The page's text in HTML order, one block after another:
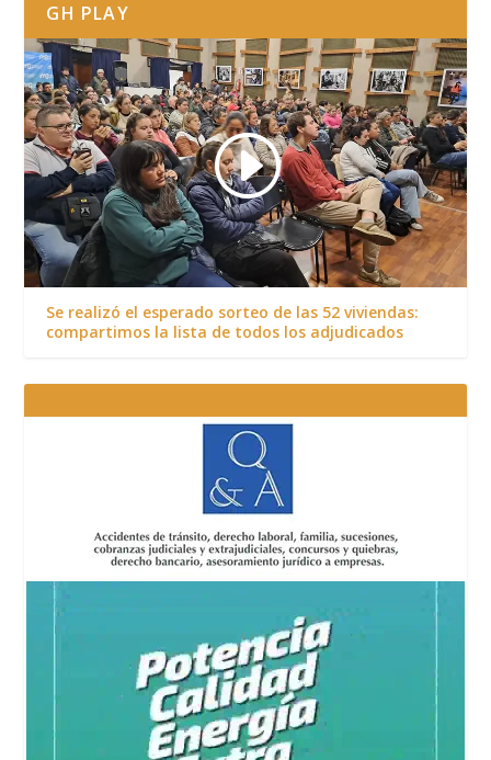
GH PLAY
Se realizó el esperado sorteo de las 52 viviendas:
compartimos la lista de todos los adjudicados